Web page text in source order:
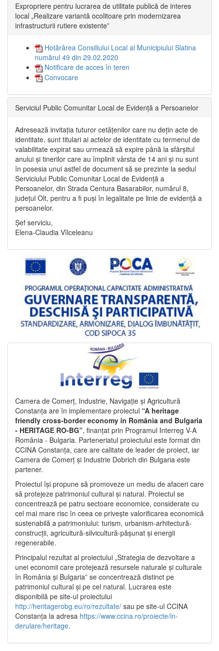
Expropriere pentru lucrarea de utilitate publică de interes
local „Realizare variantă ocolitoare prin modernizarea
infrastructurii rutiere existente”
Hotărârea Consiliului Local al Municipiului Slatina
numărul 49 din 29.02.2020
Notificare de acces în teren
Convocare
Serviciul Public Comunitar Local de Evidență a Persoanelor
Adresează invitația tuturor cetățenilor care nu dețin acte de
identitate, sunt titulari ai actelor de identitate cu termenul de
valabilitate expirat sau urmează să expire până la sfârșitul
anului și tinerilor care au împlinit vârsta de 14 ani și nu sunt
în posesia unui astfel de document să se prezinte la sediul
Serviciului Public Comunitar Local de Evidență a
Persoanelor, din Strada Centura Basarabilor, numărul 8,
județul Olt, pentru a fi puși în legalitate pe linie de evidență a
persoanelor.
Șef serviciu,
Elena-Claudia Vîlceleanu
Camera de Comerț, Industrie, Navigație și Agricultură
Constanța are în implementare proiectul “A heritage
friendly cross-border economy in România and Bulgaria
- HERITAGE RO-BG”, finanțat prin Programul Interreg V-A
România - Bulgaria. Parteneriatul proiectului este format din
CCINA Constanța, care are calitate de leader de proiect, iar
Camera de Comerț și Industrie Dobrich din Bulgaria este
partener.
Proiectul își propune să promoveze un mediu de afaceri care
să protejeze patrimoniul cultural și natural. Proiectul se
concentrează pe patru sectoare economice, considerate cu
cel mai mare risc în ceea ce privește valorificarea economică
sustenabilă a patrimoniului: turism, urbanism-arhitectură-
construcții, agricultură-silvicultură-pășunat și energii
regenerabile.
Principalul rezultat al proiectului „Strategia de dezvoltare a
unei economii care protejează resursele naturale și culturale
în România și Bulgaria” se concentrează distinct pe
patrimoniul cultural și pe cel natural. Lucrarea este
disponibilă pe site-ul proiectului
http://heritagerobg.eu/ro/rezultate/ sau pe site-ul CCINA
Constanța la adresa https://www.ccina.ro/proiecte/in-
derulare/heritage.